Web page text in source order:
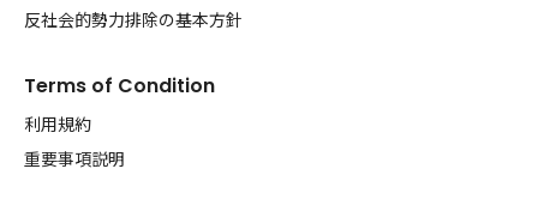
反社会的勢力排除の基本方針
Terms of Condition
利用規約
重要事項説明